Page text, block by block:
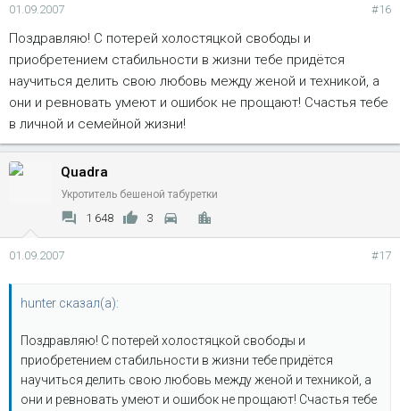
01.09.2007 #16
Поздравляю! С потерей холостяцкой свободы и
приобретением стабильности в жизни тебе придётся
научиться делить свою любовь между женой и техникой, а
они и ревновать умеют и ошибок не прощают! Счастья тебе
в личной и семейной жизни!
Quadra
Укротитель бешеной табуретки
1 648 3
01.09.2007 #17
hunter сказал(а):
Поздравляю! С потерей холостяцкой свободы и
приобретением стабильности в жизни тебе придётся
научиться делить свою любовь между женой и техникой, а
они и ревновать умеют и ошибок не прощают! Счастья тебе